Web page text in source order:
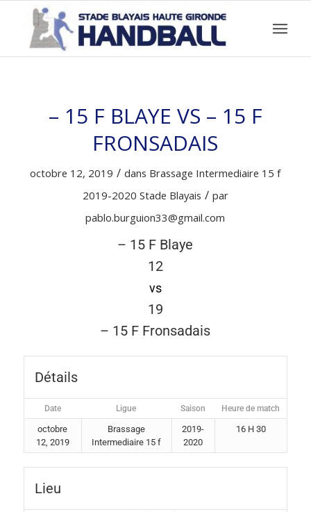
– 15 F BLAYE VS – 15 F
FRONSADAIS
octobre 12, 2019 / dans Brassage Intermediaire 15 f
2019-2020 Stade Blayais / par
pablo.burguion33@gmail.com
– 15 F Blaye
12
vs
19
– 15 F Fronsadais
Détails
Date Ligue Saison Heure de match
octobre
12, 2019
Brassage
Intermediaire 15 f
2019-
2020
16 H 30
Lieu